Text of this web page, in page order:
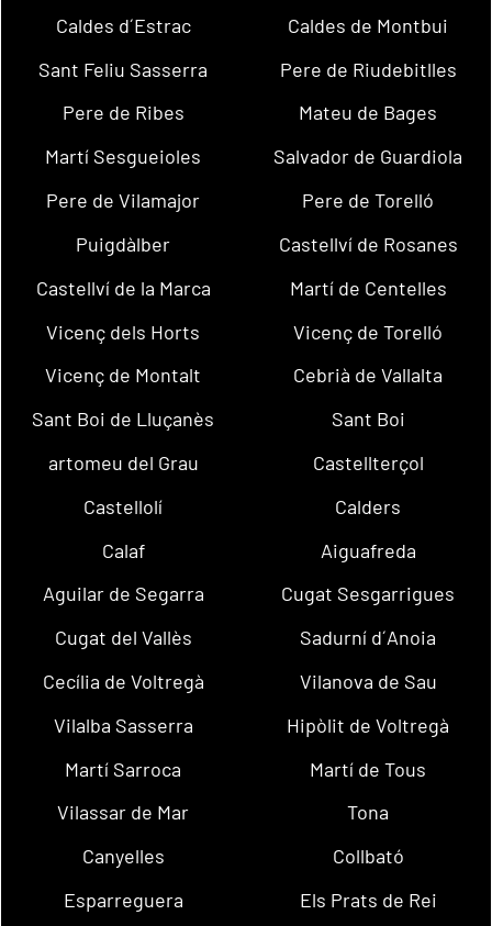
Caldes d´Estrac
Caldes de Montbui
Sant Feliu Sasserra
Pere de Riudebitlles
Pere de Ribes
Mateu de Bages
Martí Sesgueioles
Salvador de Guardiola
Pere de Vilamajor
Pere de Torelló
Puigdàlber
Castellví de Rosanes
Castellví de la Marca
Martí de Centelles
Vicenç dels Horts
Vicenç de Torelló
Vicenç de Montalt
Cebrià de Vallalta
Sant Boi de Lluçanès
Sant Boi
artomeu del Grau
Castellterçol
Castellolí
Calders
Calaf
Aiguafreda
Aguilar de Segarra
Cugat Sesgarrigues
Cugat del Vallès
Sadurní d´Anoia
Cecília de Voltregà
Vilanova de Sau
Vilalba Sasserra
Hipòlit de Voltregà
Martí Sarroca
Martí de Tous
Vilassar de Mar
Tona
Canyelles
Collbató
Esparreguera
Els Prats de Rei